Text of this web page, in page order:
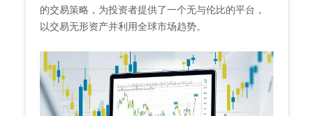
的交易策略，为投资者提供了一个无与伦比的平台，
以交易无形资产并利用全球市场趋势。